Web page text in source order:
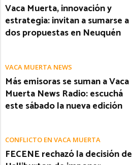
Vaca Muerta, innovación y
estrategia: invitan a sumarse a
dos propuestas en Neuquén
VACA MUERTA NEWS
Más emisoras se suman a Vaca
Muerta News Radio: escuchá
este sábado la nueva edición
CONFLICTO EN VACA MUERTA
FECENE rechazó la decisión de